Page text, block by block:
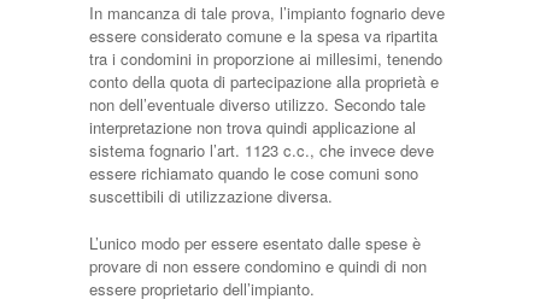
In mancanza di tale prova, l’impianto fognario deve
essere considerato comune e la spesa va ripartita
tra i condomini in proporzione ai millesimi, tenendo
conto della quota di partecipazione alla proprietà e
non dell’eventuale diverso utilizzo. Secondo tale
interpretazione non trova quindi applicazione al
sistema fognario l’art. 1123 c.c., che invece deve
essere richiamato quando le cose comuni sono
suscettibili di utilizzazione diversa.
L’unico modo per essere esentato dalle spese è
provare di non essere condomino e quindi di non
essere proprietario dell’impianto.